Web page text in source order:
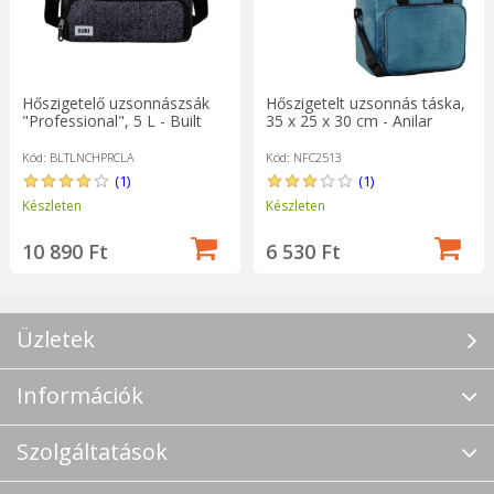
Hőszigetelő uzsonnászsák
"Professional", 5 L - Built
Kód: BLTLNCHPRCLA
(1)
Készleten
10 890 Ft
Hőszigetelt uzsonnás táska,
35 x 25 x 30 cm - Anilar
Kód: NFC2513
(1)
Készleten
6 530 Ft
Üzletek
Információk
Szolgáltatások